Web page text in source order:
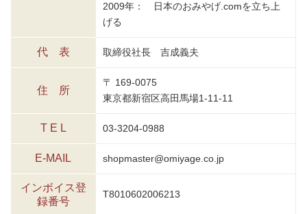
2009年： 日本のおみやげ.comを立ち上
げる
代 表 取締役社長 吉成義夫
住 所
〒 169-0075
東京都新宿区高田馬場1-11-11
T E L 03-3204-0988
E-MAIL shopmaster@omiyage.co.jp
インボイス登
録番号
T8010602006213